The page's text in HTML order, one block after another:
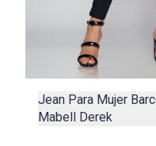
Jean Para Mujer
Mabell Derek